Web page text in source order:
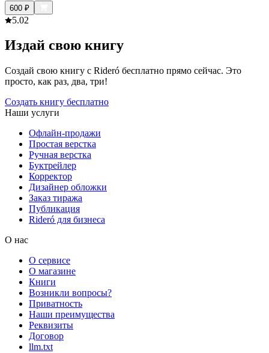
600 ₽
5.02
Издай свою книгу
Создай свою книгу с Rideró бесплатно прямо сейчас. Это
просто, как раз, два, три!
Создать книгу бесплатно
Наши услуги
Офлайн-продажи
Простая верстка
Ручная верстка
Буктрейлер
Корректор
Дизайнер обложки
Заказ тиража
Публикация
Rideró для бизнеса
О нас
О сервисе
О магазине
Книги
Возникли вопросы?
Приватность
Наши преимущества
Реквизиты
Договор
llm.txt